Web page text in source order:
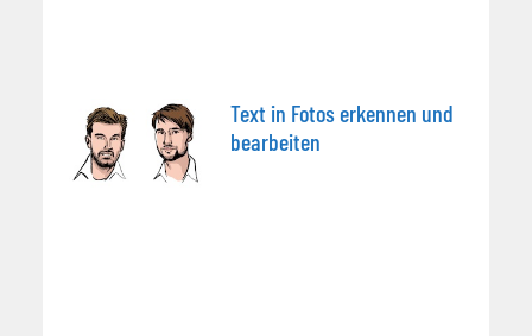
Text in Fotos erkennen und
bearbeiten